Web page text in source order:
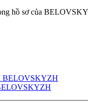
hồ sơ của
BELOVSKYZH